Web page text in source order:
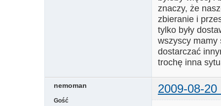
znaczy, że
zbieranie i
tylko były
wszyscy mamy
dostarczać
trochę inna
nemoman 2009-08-20
Gość